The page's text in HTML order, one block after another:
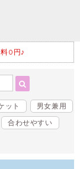
0円♪
ット
男女兼用
合わせやすい